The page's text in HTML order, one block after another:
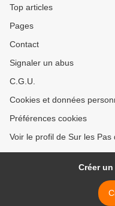
Top articles
Pages
Contact
Signaler un abus
C.G.U.
Cookies et données
Préférences cookies
Voir le profil de Sur les
Créer